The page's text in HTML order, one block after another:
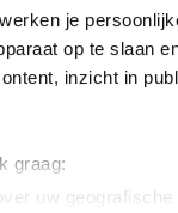
je
op te slaan
inzicht in
graag:
uw